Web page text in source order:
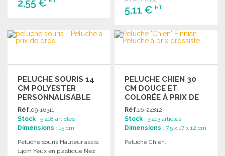
2,55 €
Demander un devis
5,11 €HT
COMMANDER
PELUCHE SOURIS 14
CM POLYESTER
PERSONNALISABLE
Réf.09-16311
Stock : 5 418 articles
Dimensions : 15 cm
Peluche souris Hauteur assis:
14cm Yeux en plastique Nez
PELUCHE CHIEN 30
CM DOUCE ET
COLORÉE À PRIX DE
GROS
Réf.16-24812
Stock : 3 413 articles
Dimensions : 7.5 x 17 x 12 cm
Peluche Chien.